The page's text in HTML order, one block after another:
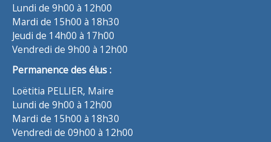
Lundi de 9h00 à 12h00
Mardi de 15h00 à 18h30
Jeudi de 14h00 à 17h00
Vendredi de 9h00 à 12h00
Permanence des élus :
Loëtitia PELLIER, Maire
Lundi de 9h00 à 12h00
Mardi de 15h00 à 18h30
Vendredi de 09h00 à 12h00